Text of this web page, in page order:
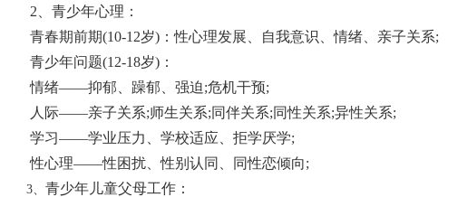
2、青少年心理：
青春期前期(10-12岁)：性心理发展、自我意识、情绪、亲子关系;
青少年问题(12-18岁)：
情绪——抑郁、躁郁、强迫;危机干预;
人际——亲子关系;师生关系;同伴关系;同性关系;异性关系;
学习——学业压力、学校适应、拒学厌学;
性心理——性困扰、性别认同、同性恋倾向;
3、 青少年儿童父母工作：